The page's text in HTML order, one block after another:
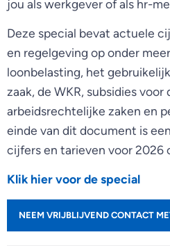
jou als werkgever of als hr-
Deze special bevat actuele
en regelgeving op onder
loonbelasting, het
zaak, de WKR, subsidies
arbeidsrechtelijke zaken en
einde van dit document is
cijfers en tarieven voor 2026
Klik hier voor de special
NEEM VRIJBLIJVEND CONTACT